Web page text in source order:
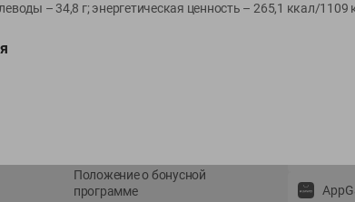
Возврат товара
Положение о бонусной
программе
– 34,8 г; энергетическая ценность – 265,1 ккал/1109